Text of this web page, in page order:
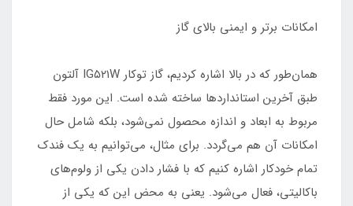
امکانات برتر و ایمنی بالای گاز
همان‌طور که در بالا اشاره کردیم، گاز توکار IG۵۲۱W آلتون
طبق آخرین استانداردها ساخته شده است. این مورد فقط
مربوط به ابعاد و اندازه محصول نمی‌شود، بلکه شامل حال
امکانات آن هم می‌گردد. برای مثال، می‌توانیم به یک فندک
تمام خودکار اشاره کنیم که با فشار دادن یکی از ولوم‌های
باکالیتی، فعال می‌شود. یعنی به محض این که یکی از